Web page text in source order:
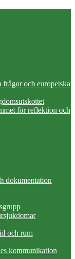
och europeiska
för reflektion och
dokumentation
och rum
kommunikation